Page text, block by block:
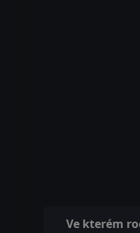
Ve kterém